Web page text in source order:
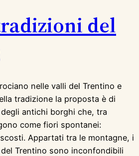
del
nelle valli del Trentino e
tradizione la proposta è di
antichi borghi che, tra
come fiori spontanei:
Appartati tra le montagne, i
Trentino sono inconfondibili